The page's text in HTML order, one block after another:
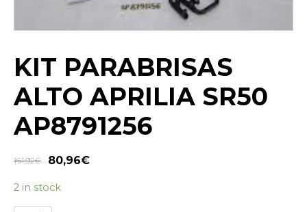
KIT PARABRISAS
ALTO APRILIA SR50
AP8791256
161,92€ 80,96€
2 in stock